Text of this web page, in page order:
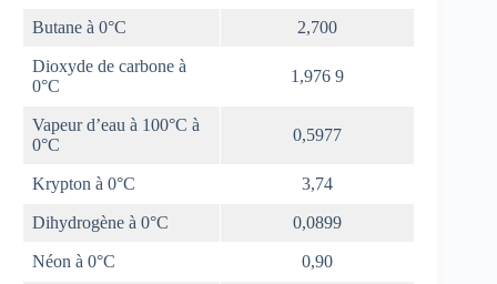
Butane à 0°C 2,700
Dioxyde de carbone à
0°C
1,976 9
Vapeur d’eau à 100°C à
0°C
0,5977
Krypton à 0°C 3,74
Dihydrogène à 0°C 0,0899
Néon à 0°C 0,90